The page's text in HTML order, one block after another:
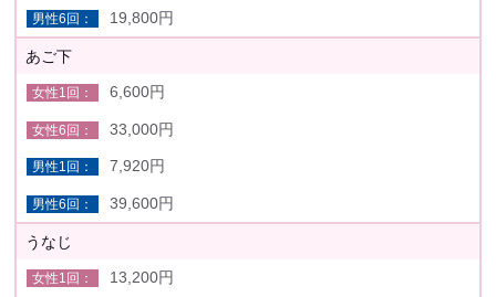
19,800円
あご下
6,600円
33,000円
7,920円
39,600円
うなじ
13,200円